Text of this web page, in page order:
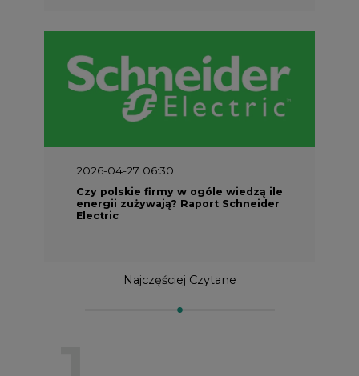
2026-04-27 06:30
Czy polskie firmy w ogóle wiedzą ile
energii zużywają? Raport Schneider
Electric
Najczęściej Czytane